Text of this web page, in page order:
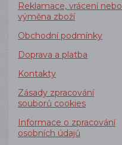
Reklamace, vrácení nebo
výměna zboží
Obchodní podmínky
Doprava a platba
Kontakty
Zásady zpracování
souborů cookies
Informace o zpracování
osobních údajů